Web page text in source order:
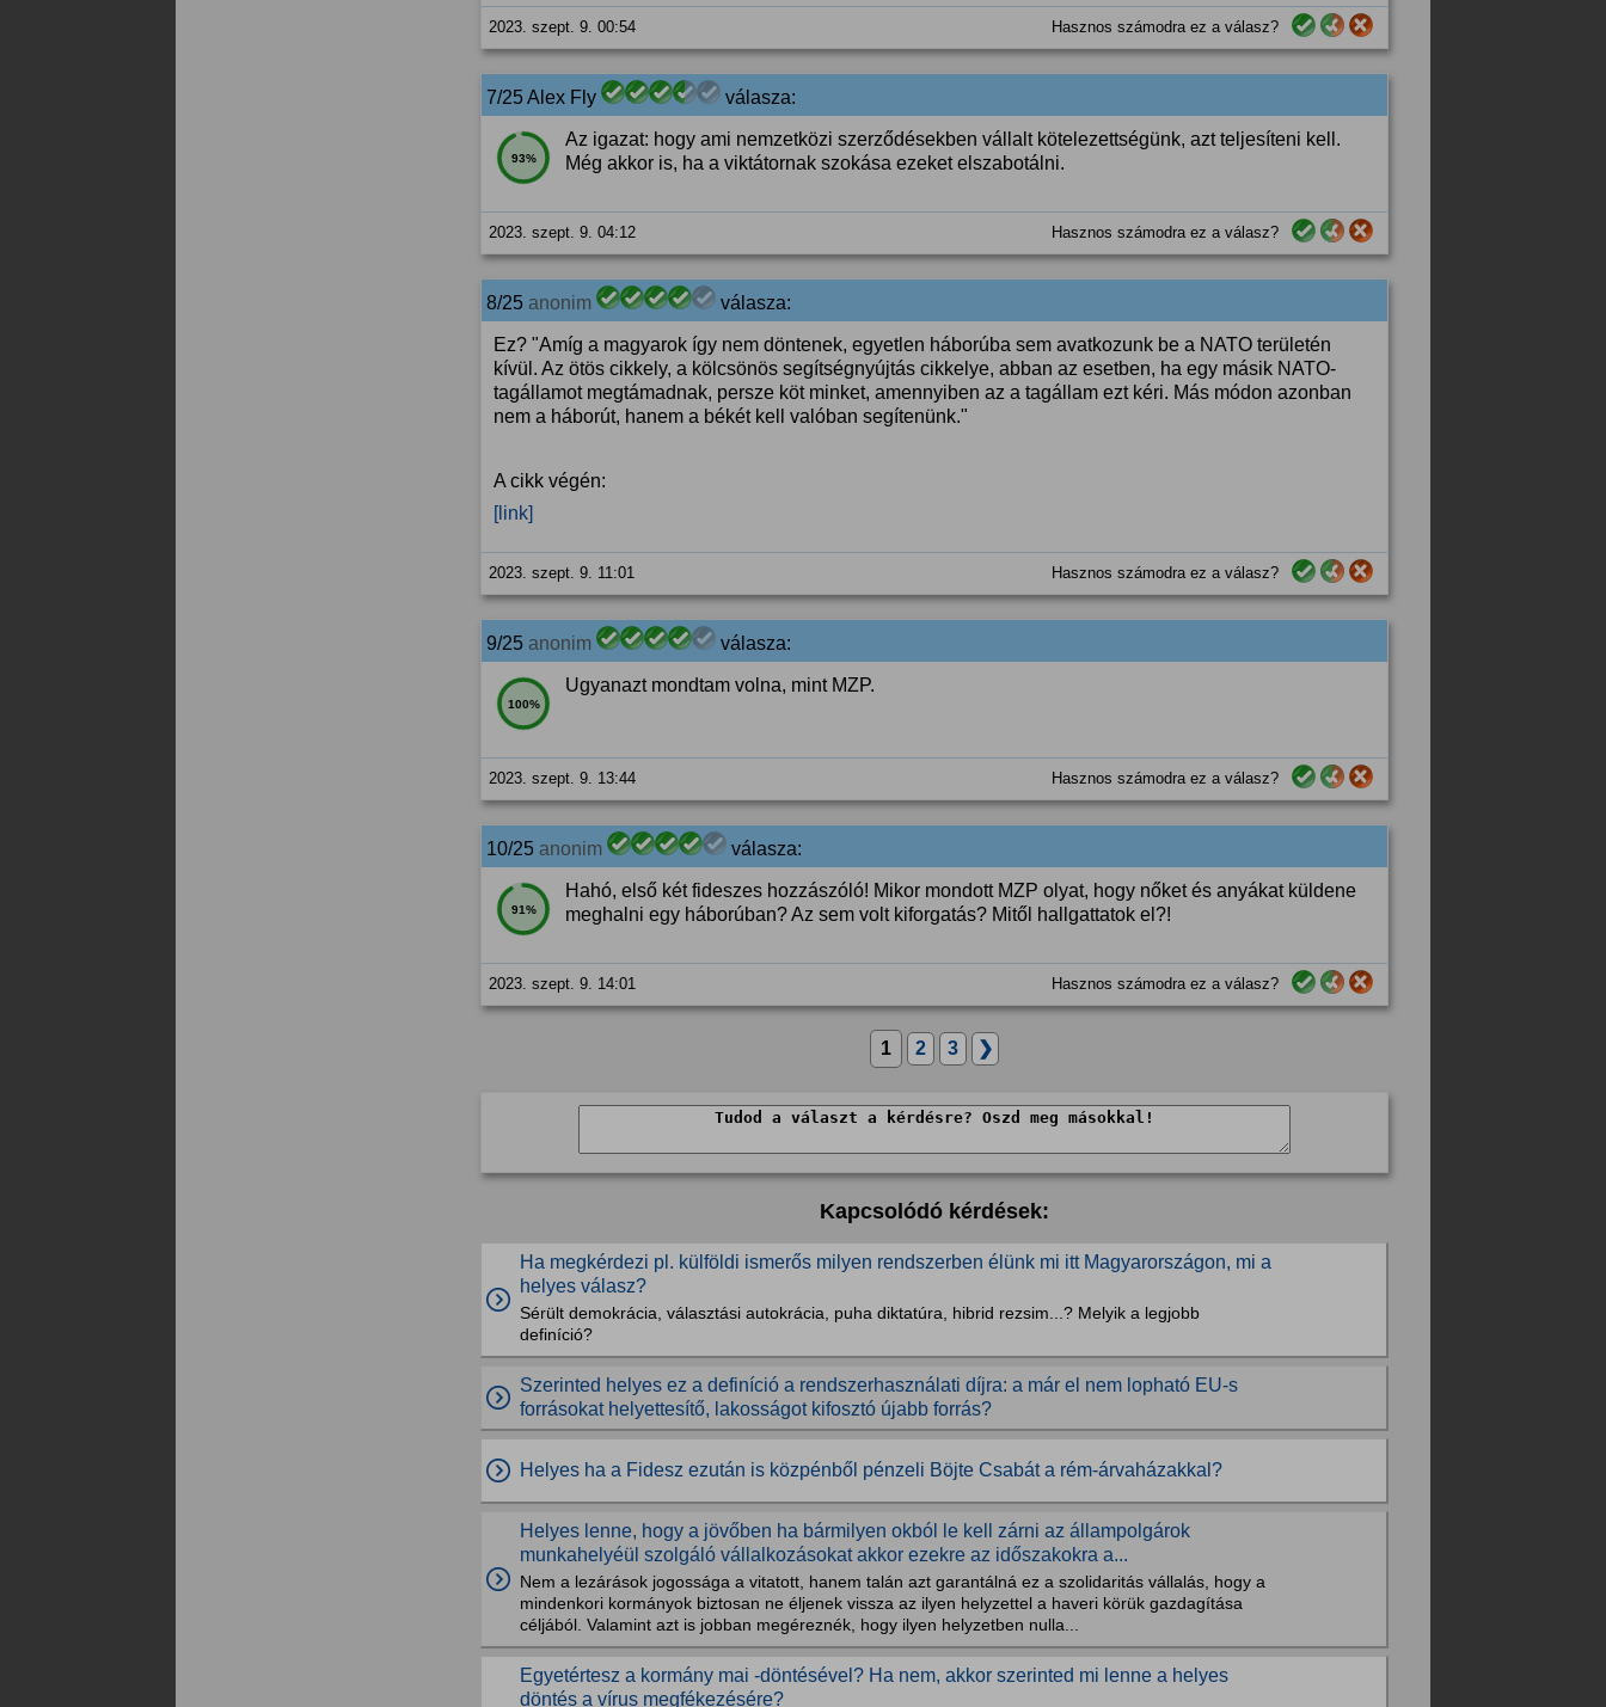
2023. szept. 9. 00:54 Hasznos számodra ez a válasz?
7/25 Alex Fly válasza:
93%
Az igazat: hogy ami nemzetközi szerződésekben vállalt kötelezettségünk, azt teljesíteni kell.
Még akkor is, ha a viktátornak szokása ezeket elszabotálni.
2023. szept. 9. 04:12 Hasznos számodra ez a válasz?
8/25 anonim válasza:
Ez? "Amíg a magyarok így nem döntenek, egyetlen háborúba sem avatkozunk be a NATO területén
kívül. Az ötös cikkely, a kölcsönös segítségnyújtás cikkelye, abban az esetben, ha egy másik NATO-
tagállamot megtámadnak, persze köt minket, amennyiben az a tagállam ezt kéri. Más módon azonban
nem a háborút, hanem a békét kell valóban segítenünk."
A cikk végén:
[link]
2023. szept. 9. 11:01 Hasznos számodra ez a válasz?
9/25 anonim válasza:
100%
Ugyanazt mondtam volna, mint MZP.
2023. szept. 9. 13:44 Hasznos számodra ez a válasz?
10/25 anonim válasza:
91%
Hahó, első két fideszes hozzászóló! Mikor mondott MZP olyat, hogy nőket és anyákat küldene
meghalni egy háborúban? Az sem volt kiforgatás? Mitől hallgattatok el?!
2023. szept. 9. 14:01 Hasznos számodra ez a válasz?
1 2 3 ❯
Kapcsolódó kérdések:
Ha megkérdezi pl. külföldi ismerős milyen rendszerben élünk mi itt Magyarországon, mi a
helyes válasz?
Sérült demokrácia, választási autokrácia, puha diktatúra, hibrid rezsim...? Melyik a legjobb
definíció?
Szerinted helyes ez a definíció a rendszerhasználati díjra: a már el nem lopható EU-s
forrásokat helyettesítő, lakosságot kifosztó újabb forrás?
Helyes ha a Fidesz ezután is közpénből pénzeli Böjte Csabát a rém-árvaházakkal?
Helyes lenne, hogy a jövőben ha bármilyen okból le kell zárni az állampolgárok
munkahelyéül szolgáló vállalkozásokat akkor ezekre az időszakokra a...
Nem a lezárások jogossága a vitatott, hanem talán azt garantálná ez a szolidaritás vállalás, hogy a
mindenkori kormányok biztosan ne éljenek vissza az ilyen helyzettel a haveri körük gazdagítása
céljából. Valamint azt is jobban megéreznék, hogy ilyen helyzetben nulla...
Egyetértesz a kormány mai -döntésével? Ha nem, akkor szerinted mi lenne a helyes
döntés a vírus megfékezésére?